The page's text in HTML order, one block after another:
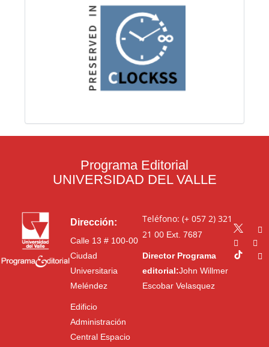
Programa Editorial
UNIVERSIDAD DEL VALLE
Dirección:
Calle 13 # 100-00
Ciudad
Universitaria
Meléndez
Edificio
Administración
Central Espacio
Teléfono: (+ 057 2) 321
21 00Ext. 7687
Director Programa
editorial:John Willmer
Escobar Velasquez